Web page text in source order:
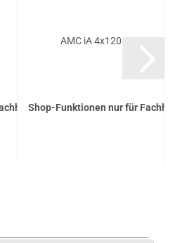
AMC iA 4x120
Shop-Funktionen nur für